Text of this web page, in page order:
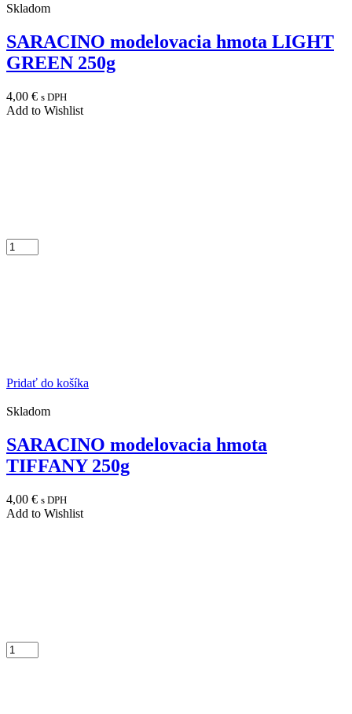
Skladom
SARACINO modelovacia hmota LIGHT
GREEN 250g
4,00 € s DPH
Add to Wishlist
Pridať do košíka
Skladom
SARACINO modelovacia hmota
TIFFANY 250g
4,00 € s DPH
Add to Wishlist